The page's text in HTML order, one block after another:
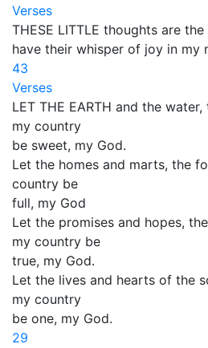
Verses
THESE LITTLE thoughts are
have their whisper of joy in my
43
Verses
LET THE EARTH and the
my country
be sweet, my God.
Let the homes and marts, the
country be
full, my God
Let the promises and hopes,
my country be
true, my God.
Let the lives and hearts of the
my country
be one, my God.
29